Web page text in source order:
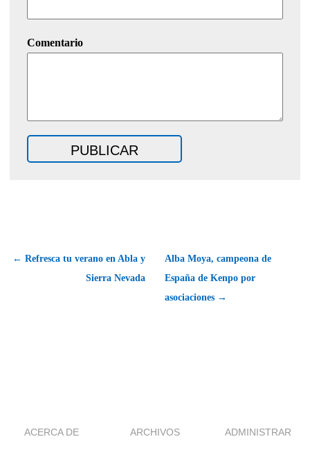
Comentario
← Refresca tu verano en Abla y
Sierra Nevada
Alba Moya, campeona de
España de Kenpo por
asociaciones →
ACERCA DE ARCHIVOS ADMINISTRAR